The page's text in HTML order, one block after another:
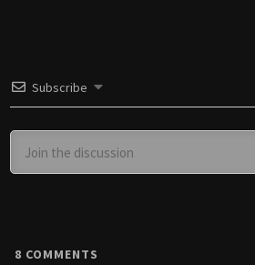
Subscribe
8 COMMENTS